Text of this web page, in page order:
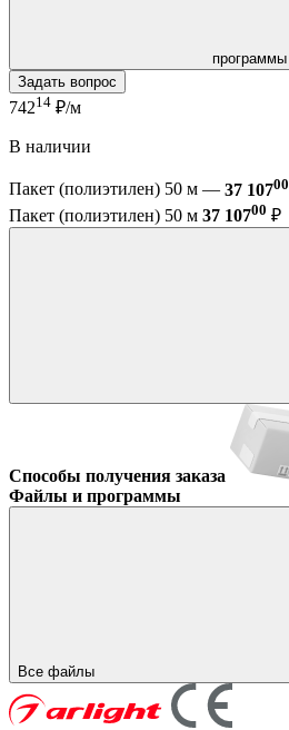
программы
Задать вопрос
74214 ₽/м
В наличии
Пакет (полиэтилен) 50 м — 37 10700
Пакет (полиэтилен) 50 м 37 10700 ₽
Способы получения заказа
Файлы и программы
Все файлы